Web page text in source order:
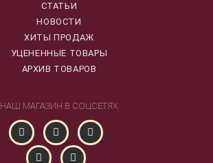
СТАТЬИ
НОВОСТИ
ХИТЫ ПРОДАЖ
УЦЕНЕННЫЕ ТОВАРЫ
АРХИВ ТОВАРОВ
НАШ МАГАЗИН В СОЦСЕТЯХ